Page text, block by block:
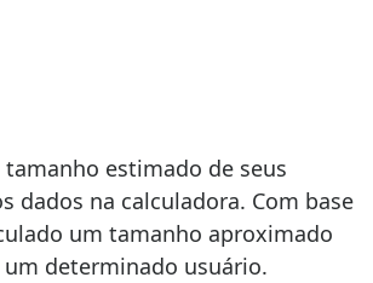
tamanho estimado de seus
dados na calculadora. Com base
um tamanho aproximado
um determinado usuário.